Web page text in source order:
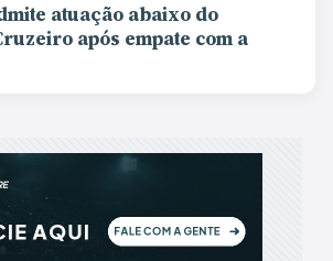
atuação abaixo do
após empate com a